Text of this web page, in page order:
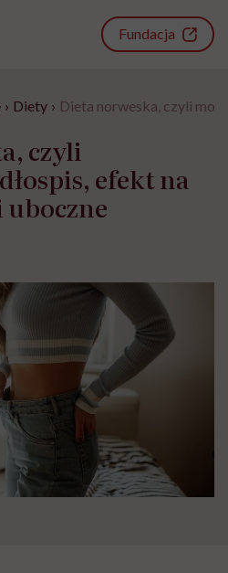
Fundacja
› Diety › Dieta norweska, czyli
czyli
efekt na